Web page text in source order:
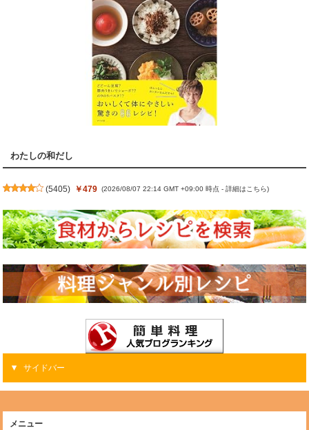
わたしの和だし
(5405) ￥479 (2026/08/07 22:14 GMT +09:00 時点 -詳細はこちら)
サイドバー
メニュー